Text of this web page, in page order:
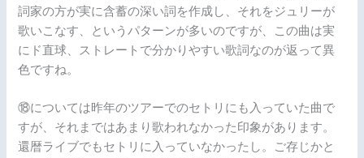
詞家の方が実に含蓄の深い詞を作成し、それをジュリーが
歌いこなす、というパターンが多いのですが、この曲は実
にド直球、ストレートで分かりやすい歌詞なのが返って異
色ですね。
⑱については昨年のツアーでのセトリにも入っていた曲で
すが、それまではあまり歌われなかった印象があります。
還暦ライブでもセトリに入っていなかったし。ご存じかと